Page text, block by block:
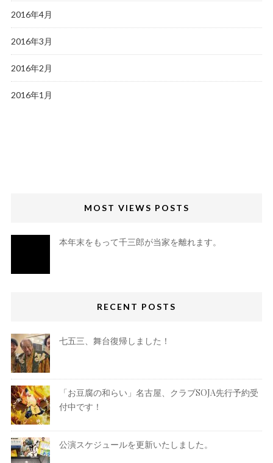
2016年4月
2016年3月
2016年2月
2016年1月
MOST VIEWS POSTS
本年末をもって千三郎が当家を離れます。
RECENT POSTS
七五三、舞台復帰しました！
「お豆腐の和らい」名古屋、クラブSOJA先行予約受
付中です！
公演スケジュールを更新いたしました。